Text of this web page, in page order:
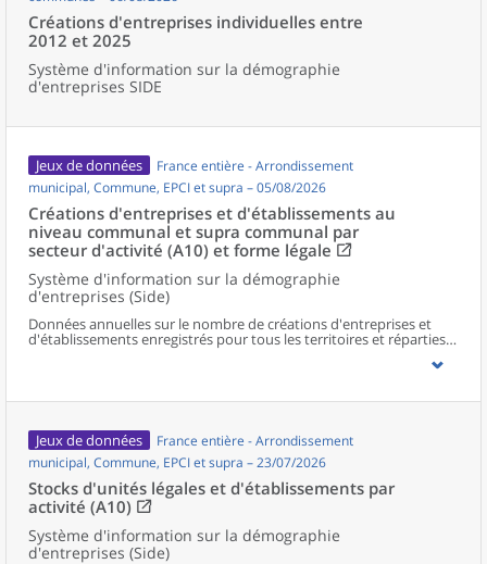
Créations d'entreprises individuelles entre
2012 et 2025
Système d'information sur la démographie
d'entreprises SIDE
Jeux de données
France entière - Arrondissement
municipal, Commune, EPCI et supra – 05/08/2026
Créations d'entreprises et d'établissements au
niveau communal et supra communal par
secteur d'activité (A10) et forme légale
Système d'information sur la démographie
d'entreprises (Side)
Données annuelles sur le nombre de créations d'entreprises et
d'établissements enregistrés pour tous les territoires et réparties
selon le secteur d’activité et la forme légale.
Jeux de données
France entière - Arrondissement
municipal, Commune, EPCI et supra – 23/07/2026
Stocks d'unités légales et d'établissements par
activité (A10)
Système d'information sur la démographie
d'entreprises (Side)